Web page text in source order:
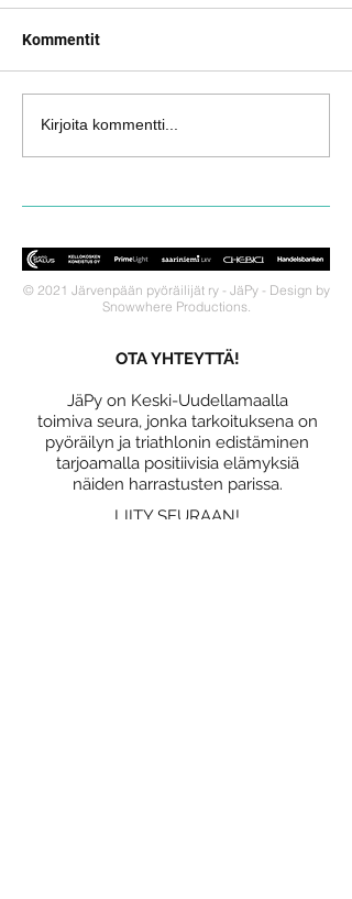
Kommentit
Kirjoita kommentti...
© 2021 Järvenpään pyöräilijät ry - JäPy - Design by
Snowwhere Productions.
OTA YHTEYTTÄ!
JäPy on Keski-Uudellamaalla
toimiva seura, jonka tarkoituksena on
pyöräilyn ja triathlonin edistäminen
tarjoamalla positiivisia elämyksiä
näiden harrastusten parissa.
LIITY SEURAAN!